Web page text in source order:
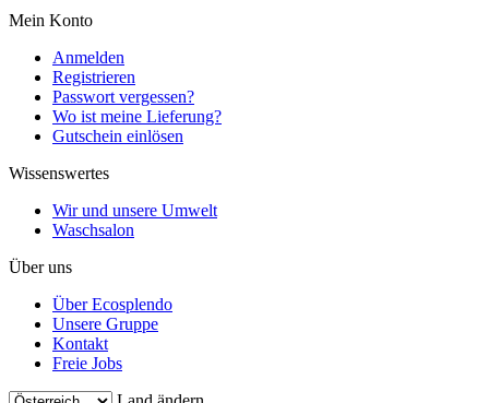
Mein Konto
Anmelden
Registrieren
Passwort vergessen?
Wo ist meine Lieferung?
Gutschein einlösen
Wissenswertes
Wir und unsere Umwelt
Waschsalon
Über uns
Über Ecosplendo
Unsere Gruppe
Kontakt
Freie Jobs